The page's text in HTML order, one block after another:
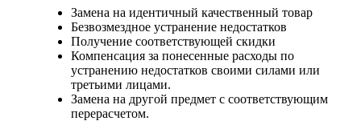
Замена на идентичный качественный товар
Безвозмездное устранение недостатков
Получение соответствующей скидки
Компенсация за понесенные расходы по
устранению недостатков своими силами или
третьими лицами.
Замена на другой предмет с соответствующим
перерасчетом.